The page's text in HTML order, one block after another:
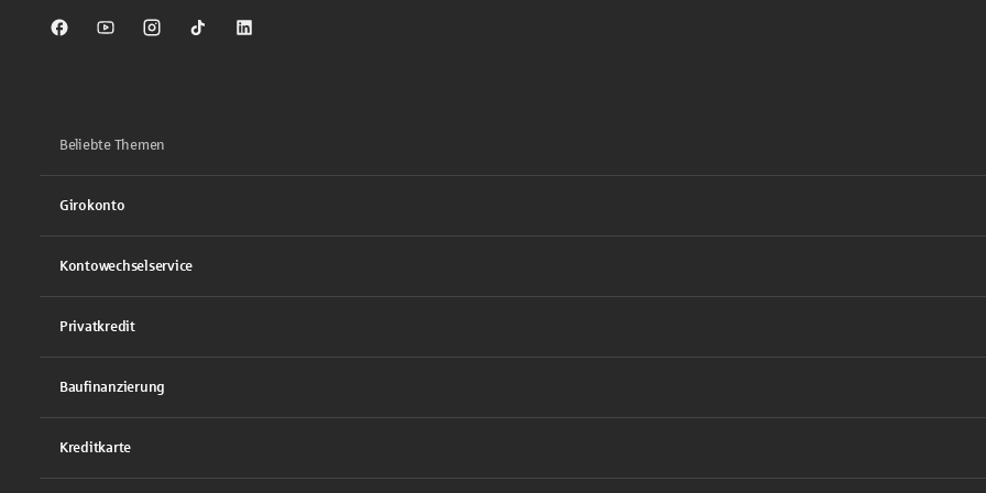
Sparkasse auf Facebook
Sparkasse auf Youtube
Sparkasse auf Instagram
Sparkasse auf TikTok
Sparkasse auf LinkedIn
Beliebte Themen
Girokonto
Kontowechselservice
Privatkredit
Baufinanzierung
Kreditkarte